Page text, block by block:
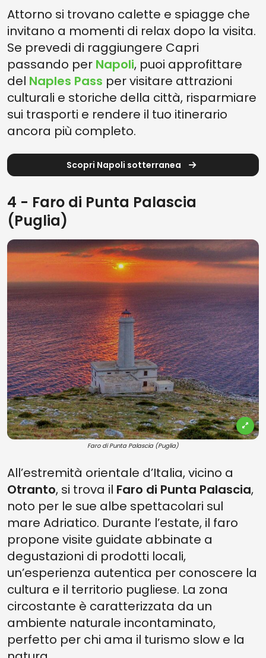
Attorno si trovano calette e spiagge che
invitano a momenti di relax dopo la visita.
Se prevedi di raggiungere Capri
passando per Napoli, puoi approfittare
del Naples Pass per visitare attrazioni
culturali e storiche della città, risparmiare
sui trasporti e rendere il tuo itinerario
ancora più completo.
Scopri Napoli sotterranea
4 - Faro di Punta Palascia
(Puglia)
Faro di Punta Palascia (Puglia)
All’estremità orientale d’Italia, vicino a
Otranto, si trova il Faro di Punta Palascia,
noto per le sue albe spettacolari sul
mare Adriatico. Durante l’estate, il faro
propone visite guidate abbinate a
degustazioni di prodotti locali,
un’esperienza autentica per conoscere la
cultura e il territorio pugliese. La zona
circostante è caratterizzata da un
ambiente naturale incontaminato,
perfetto per chi ama il turismo slow e la